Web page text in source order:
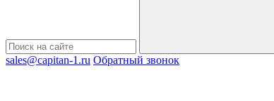
sales@capitan-1.ru Обратный звонок